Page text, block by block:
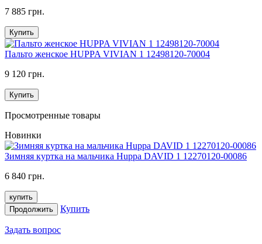
7 885 грн.
Купить
Пальто женское HUPPA VIVIAN 1 12498120-70004
9 120 грн.
Купить
Просмотренные товары
Новинки
Зимняя куртка на мальчика Huppa DAVID 1 12270120-00086
6 840 грн.
купить
Продолжить
Купить
Задать вопрос